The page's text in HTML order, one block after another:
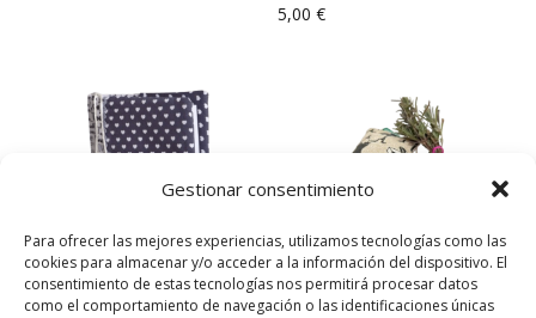
Gestionar consentimiento
Para ofrecer las mejores experiencias, utilizamos tecnologías como las
cookies para almacenar y/o acceder a la información del dispositivo. El
consentimiento de estas tecnologías nos permitirá procesar datos
como el comportamiento de navegación o las identificaciones únicas
5,00 €